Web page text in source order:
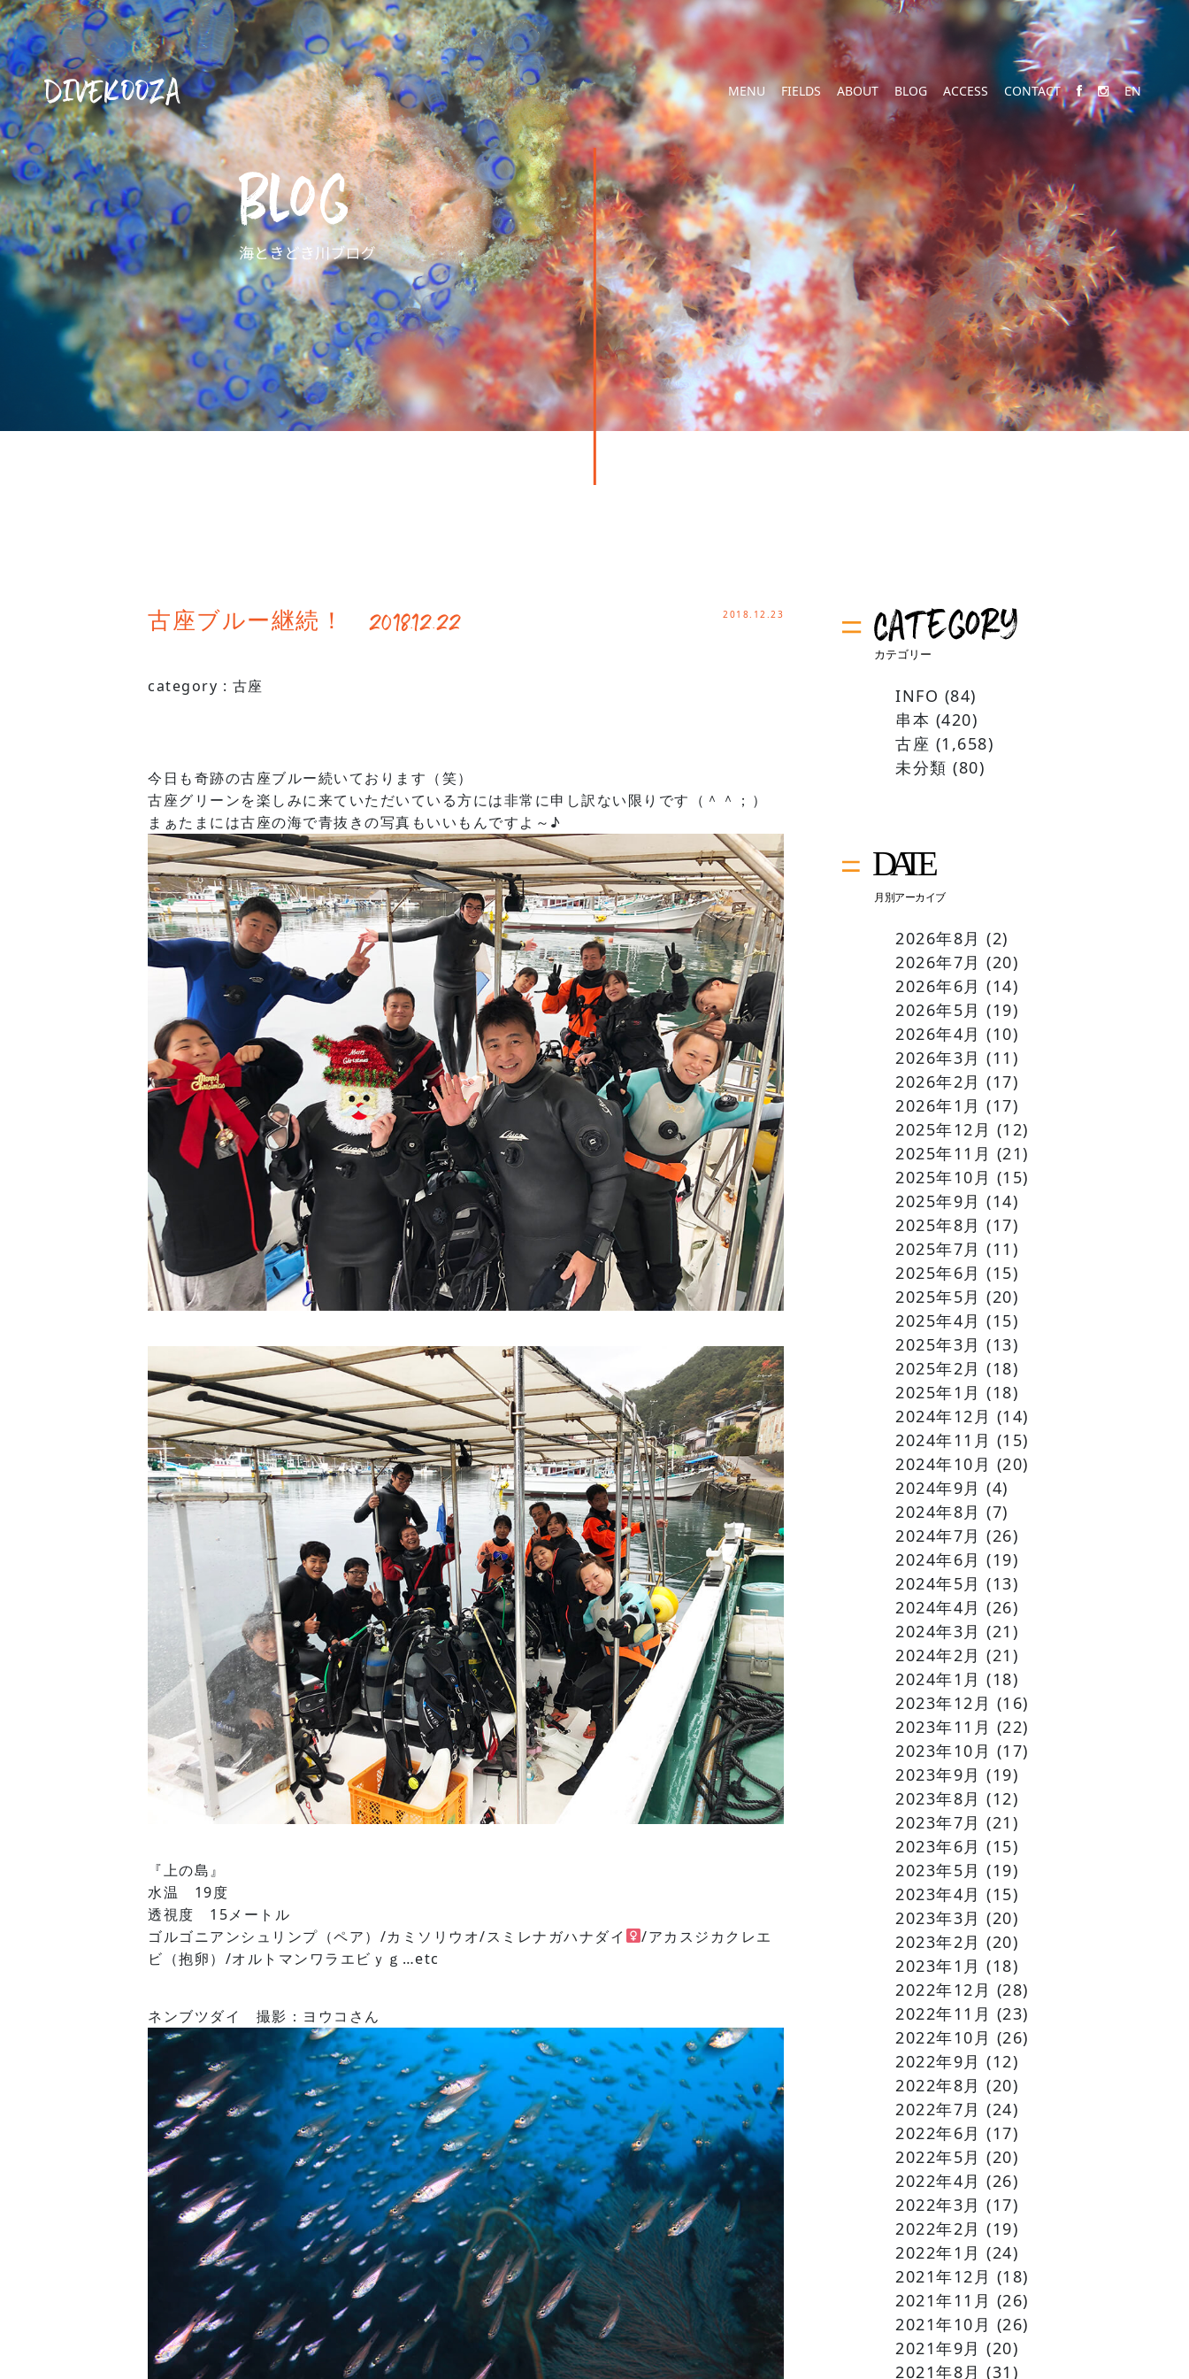
DIVEKOOZA MENU FIELDS ABOUT BLOG ACCESS CONTACT EN
古座ブルー継続！ 2018.12.22 2018.12.23
category : 古座
今日も奇跡の古座ブルー続いております（笑）
古座グリーンを楽しみに来ていただいている方には非常に申し訳ない限りです（＾＾；）
まぁたまには古座の海で青抜きの写真もいいもんですよ～♪
『上の島』
水温 19度
透視度 15メートル
ゴルゴニアンシュリンプ（ペア）/カミソリウオ/スミレナガハナダイ
/アカスジカクレエ
ビ（抱卵）/オルトマンワラエビｙｇ…etc
ネンブツダイ 撮影：ヨウコさん
INFO (84)
串本 (420)
古座 (1,658)
未分類 (80)
2026年8月 (2)
2026年7月 (20)
2026年6月 (14)
2026年5月 (19)
2026年4月 (10)
2026年3月 (11)
2026年2月 (17)
2026年1月 (17)
2025年12月 (12)
2025年11月 (21)
2025年10月 (15)
2025年9月 (14)
2025年8月 (17)
2025年7月 (11)
2025年6月 (15)
2025年5月 (20)
2025年4月 (15)
2025年3月 (13)
2025年2月 (18)
2025年1月 (18)
2024年12月 (14)
2024年11月 (15)
2024年10月 (20)
2024年9月 (4)
2024年8月 (7)
2024年7月 (26)
2024年6月 (19)
2024年5月 (13)
2024年4月 (26)
2024年3月 (21)
2024年2月 (21)
2024年1月 (18)
2023年12月 (16)
2023年11月 (22)
2023年10月 (17)
2023年9月 (19)
2023年8月 (12)
2023年7月 (21)
2023年6月 (15)
2023年5月 (19)
2023年4月 (15)
2023年3月 (20)
2023年2月 (20)
2023年1月 (18)
2022年12月 (28)
2022年11月 (23)
2022年10月 (26)
2022年9月 (12)
2022年8月 (20)
2022年7月 (24)
2022年6月 (17)
2022年5月 (20)
2022年4月 (26)
2022年3月 (17)
2022年2月 (19)
2022年1月 (24)
2021年12月 (18)
2021年11月 (26)
2021年10月 (26)
2021年9月 (20)
2021年8月 (31)